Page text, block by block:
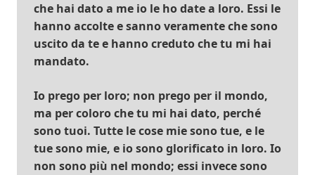
che hai dato a me io le ho date a loro. Essi le
hanno accolte e sanno veramente che sono
uscito da te e hanno creduto che tu mi hai
mandato.
Io prego per loro; non prego per il mondo,
ma per coloro che tu mi hai dato, perché
sono tuoi. Tutte le cose mie sono tue, e le
tue sono mie, e io sono glorificato in loro. Io
non sono più nel mondo; essi invece sono